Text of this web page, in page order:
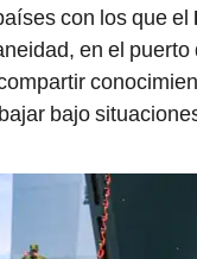
con los que el
en el puerto
bajo